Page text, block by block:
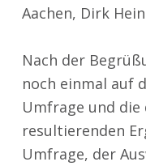
Aachen, Dirk
Nach der
noch einmal auf
Umfrage und die
resultierenden
Umfrage, der